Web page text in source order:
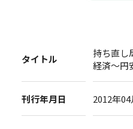
タイトル
持ち直し
経済～円
刊行年月日 2012年